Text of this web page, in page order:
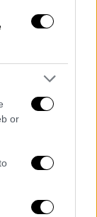
or
ότι τα
θα
Κέσλερ
της
ότι αν
θα
η